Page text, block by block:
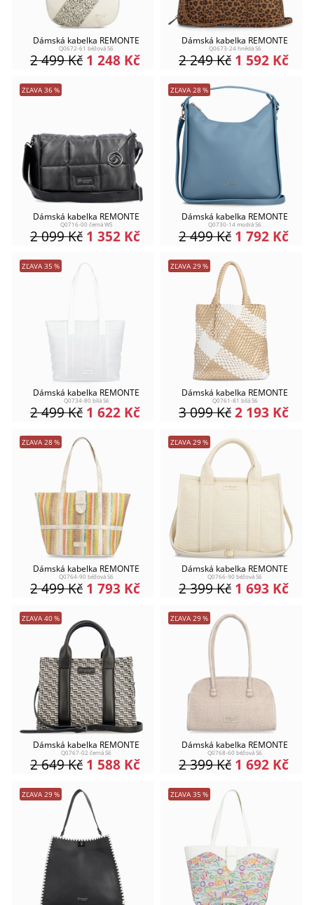
Dámská kabelka REMONTE
Q0672-61 béžová S6
1 248 Kč
2 499Kč
Dámská kabelka REMONTE
Q0673-24 hnědá S6
1 592 Kč
2 249Kč
ZĽAVA 36%
Dámská kabelka REMONTE
Q0716-00 černá W5
1 352 Kč
2 099Kč
ZĽAVA 28%
Dámská kabelka REMONTE
Q0730-14 modrá S6
1 792 Kč
2 499Kč
ZĽAVA 35 %
Dámská kabelka REMONTE
Q0734-80 bílá S6
1 622 Kč
2 499Kč
ZĽAVA 29%
Dámská kabelka REMONTE
Q0761-81 bílá S6
2 193 Kč
3 099Kč
ZĽAVA 28%
Dámská kabelka REMONTE
Q0764-90 béžová S6
1 793 Kč
2 499Kč
ZĽAVA 29%
Dámská kabelka REMONTE
Q0766-90 béžová S6
1 693 Kč
2 399Kč
ZĽAVA 40%
Dámská kabelka REMONTE
Q0767-02 černá S6
1 588 Kč
2 649Kč
ZĽAVA 29%
Dámská kabelka REMONTE
Q0768-60 béžová S6
1 692 Kč
2 399Kč
ZĽAVA 29% ZĽAVA 35 %